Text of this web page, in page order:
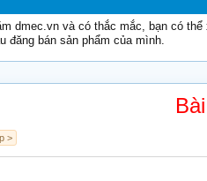
dmec.vn và có thắc mắc, bạn có
đăng bán sản phẩm của mình.
>